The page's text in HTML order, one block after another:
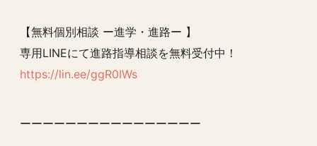
【無料個別相談 ー進学・進路ー 】
専用LINEにて進路指導相談を無料受付中！
https://lin.ee/ggR0IWs
ーーーーーーーーーーーーーーーー